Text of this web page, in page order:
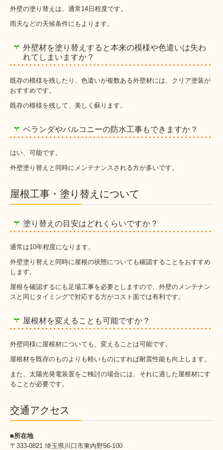
外壁の塗り替えは、通常14日程度です。
雨天などの天候条件にもよります。
外壁材を塗り替えすると本来の模様や色遣いは失わ
れてしまいますか？
既存の模様を残したり、色遣いが複数ある外壁材には、クリア塗装が
おすすめです。
既存の模様を残して、美しく蘇ります。
ベランダやバルコニーの防水工事もできますか？
はい、可能です。
外壁塗り替えと同時にメンテナンスされる方が多いです。
屋根工事・塗り替えについて
塗り替えの目安はどれくらいですか？
通常は10年程度になります。
外壁塗り替えと同時に屋根の状態についても確認することをおすすめ
します。
屋根を確認するにも足場工事を必要としますので、外壁のメンテナン
スと同じタイミングで対応する方がコスト面では有利です。
屋根材を変えることも可能ですか？
外壁同様に屋根材についても、変えることは可能です。
屋根材を既存のものよりも軽いものにすれば耐震性能も向上します。
また、太陽光発電装置をご検討の場合には、それに適した屋根材にす
ることが必要です。
交通アクセス
■所在地
〒333-0821 埼玉県川口市東内野56-100